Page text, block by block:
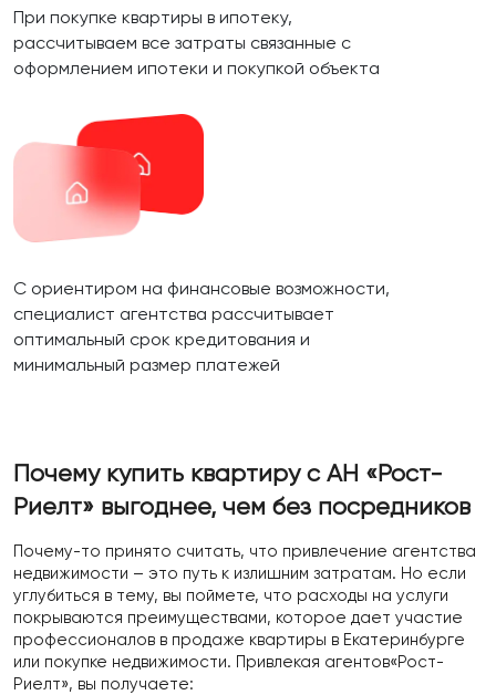
При покупке квартиры в ипотеку,
рассчитываем все затраты связанные с
оформлением ипотеки и покупкой объекта
С ориентиром на финансовые возможности,
специалист агентства рассчитывает
оптимальный срок кредитования и
минимальный размер платежей
Почему купить квартиру с АН «Рост-
Риелт» выгоднее, чем без посредников
Почему-то принято считать, что привлечение агентства
недвижимости – это путь к излишним затратам. Но если
углубиться в тему, вы поймете, что расходы на услуги
покрываются преимуществами, которое дает участие
профессионалов в продаже квартиры в Екатеринбурге
или покупке недвижимости. Привлекая агентов«Рост-
Риелт», вы получаете: